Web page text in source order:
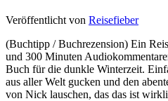
Veröffentlicht von Reisefieber
(Buchtipp / Buchrezension) Ein
und 300 Minuten
Buch für die dunkle Winterzeit.
aus aller Welt gucken und den
von Nick lauschen, das das ist